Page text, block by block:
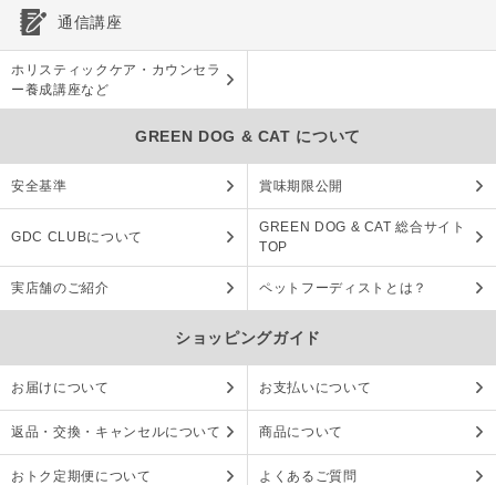
通信講座
ホリスティックケア・カウンセラ
ー養成講座など
GREEN DOG & CAT について
安全基準 賞味期限公開
GDC CLUBについて
GREEN DOG & CAT 総合サイト
TOP
実店舗のご紹介 ペットフーディストとは？
ショッピングガイド
お届けについて お支払いについて
返品・交換・キャンセルについて 商品について
おトク定期便について よくあるご質問